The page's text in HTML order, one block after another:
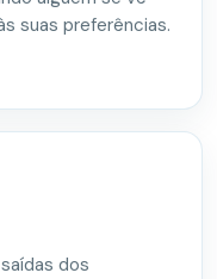
suas preferências.
dos